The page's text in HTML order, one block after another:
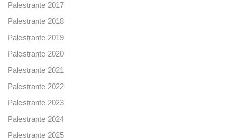
Palestrante 2017
Palestrante 2018
Palestrante 2019
Palestrante 2020
Palestrante 2021
Palestrante 2022
Palestrante 2023
Palestrante 2024
Palestrante 2025